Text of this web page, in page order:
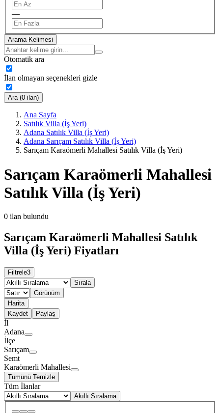
—
Arama Kelimesi
Otomatik ara
İlan olmayan seçenekleri gizle
Ara (0 ilan)
Ana Sayfa
Satılık Villa (İş Yeri)
Adana Satılık Villa (İş Yeri)
Adana Sarıçam Satılık Villa (İş Yeri)
Sarıçam Karaömerli Mahallesi Satılık Villa (İş Yeri)
Sarıçam Karaömerli Mahallesi
Satılık Villa (İş Yeri)
0 ilan bulundu
Sarıçam Karaömerli Mahallesi Satılık
Villa (İş Yeri) Fiyatları
Filtrele3
Sırala
Görünüm
Harita
Kaydet
Paylaş
İl
Adana
İlçe
Sarıçam
Semt
Karaömerli Mahallesi
Tümünü Temizle
Tüm İlanlar
Akıllı Sıralama